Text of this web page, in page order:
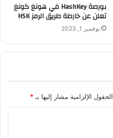
بورصة HashKey في هونغ كونغ
تعلن عن خارطة طريق الرمز HSK
نوفمبر 1, 2023
الحقول الإلزامية مشار إليها بـ*